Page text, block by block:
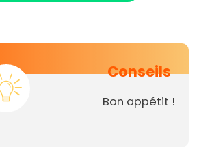
Conseils
Bon appétit !